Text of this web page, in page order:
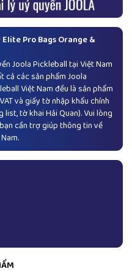
Pro Bags Orange &
Joola Pickleballtại Việt Nam
cả các sản phẩm Joola
Việt Nam đều là sản phẩm
và giấy tờ nhập khẩu chính
tờ khai Hải Quan). Vui lòng
cần trợ giúp thông tin về